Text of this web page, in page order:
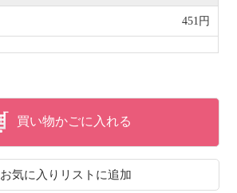
451円
買い物かごに入れる
お気に入りリストに追加